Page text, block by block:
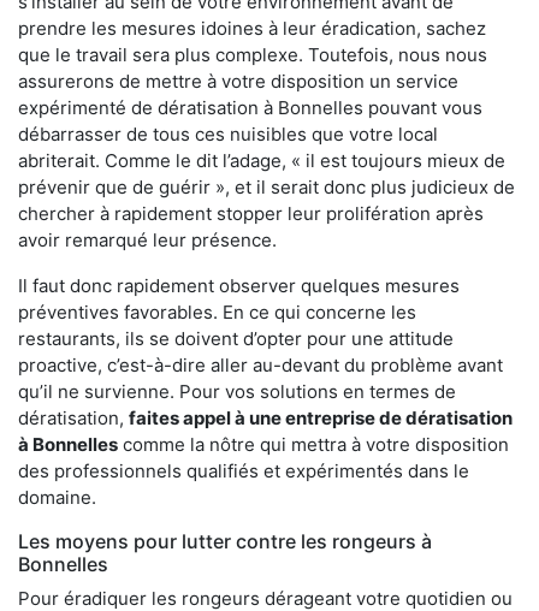
prendre les mesures idoines à leur éradication, sachez
que le travail sera plus complexe. Toutefois, nous nous
assurerons de mettre à votre disposition un service
expérimenté de dératisation à Bonnelles pouvant vous
débarrasser de tous ces nuisibles que votre local
abriterait. Comme le dit l’adage, « il est toujours mieux de
prévenir que de guérir », et il serait donc plus judicieux de
chercher à rapidement stopper leur prolifération après
avoir remarqué leur présence.
Il faut donc rapidement observer quelques mesures
préventives favorables. En ce qui concerne les
restaurants, ils se doivent d’opter pour une attitude
proactive, c’est-à-dire aller au-devant du problème avant
qu’il ne survienne. Pour vos solutions en termes de
dératisation, faites appel à une entreprise de dératisation
à Bonnelles comme la nôtre qui mettra à votre disposition
des professionnels qualifiés et expérimentés dans le
domaine.
Les moyens pour lutter contre les rongeurs à
Bonnelles
Pour éradiquer les rongeurs dérageant votre quotidien ou